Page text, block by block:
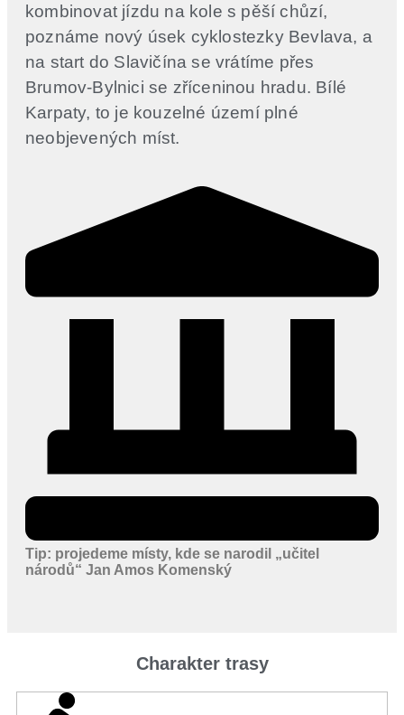
kombinovat jízdu na kole s pěší chůzí,
poznáme nový úsek cyklostezky Bevlava, a
na start do Slavičína se vrátíme přes
Brumov-Bylnici se zříceninou hradu. Bílé
Karpaty, to je kouzelné území plné
neobjevených míst.
Tip: projedeme místy, kde se narodil „učitel
národů“ Jan Amos Komenský
Charakter trasy